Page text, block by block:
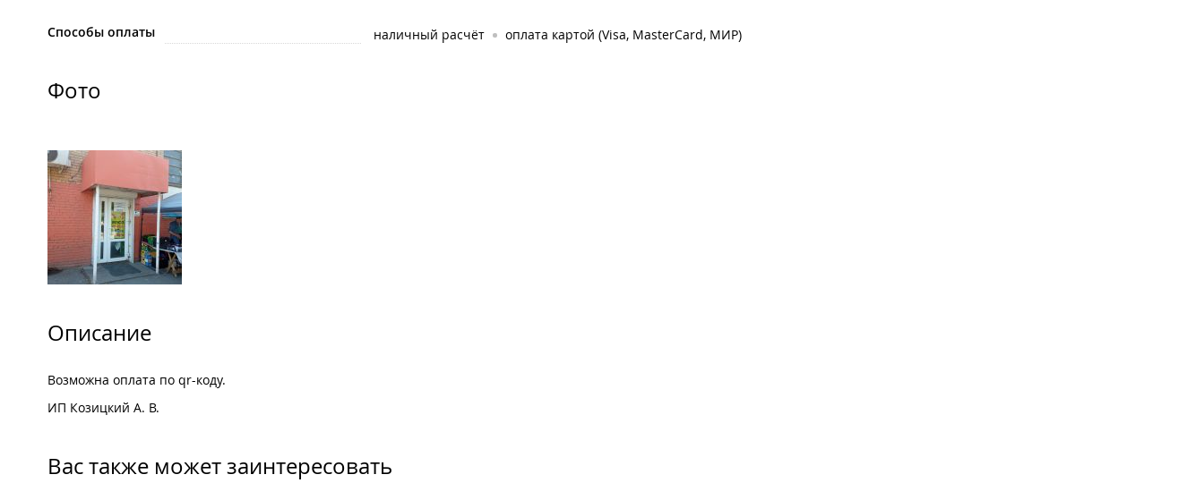
Способы оплаты наличный расчёт оплата картой (Visa, MasterCard, МИР)
Фото
Описание
Возможна оплата по qr-коду.
ИП Козицкий А. В.
Вас также может заинтересовать